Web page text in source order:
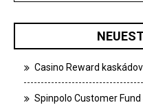
Casino Reward
Spinpolo Customer